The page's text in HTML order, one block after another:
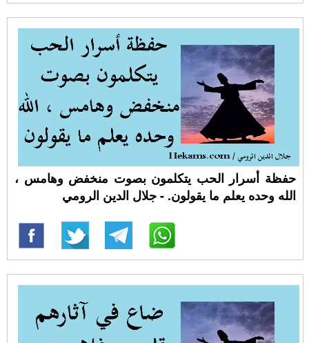
حفظة أسرار الحب يتكلمون بصوت منخفض وهامس ،
الله وحده يعلم ما يقولون. - جلال الدين الرومي